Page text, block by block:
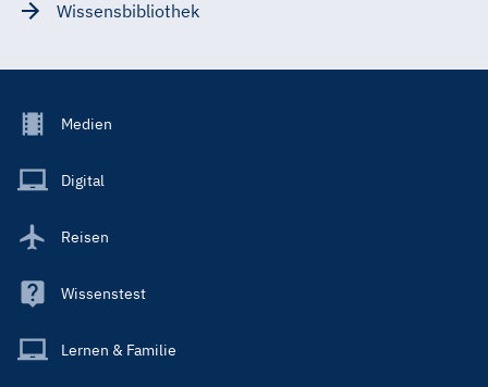
Wissensbibliothek
Footer
Main
Medien
Digital
Reisen
Wissenstest
Lernen & Familie